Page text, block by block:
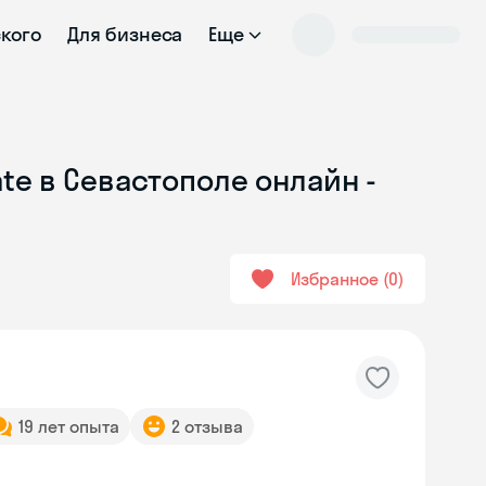
Для бизнеса Еще
в Севастополе онлайн -
Избранное 0
19 лет опыта 2 отзыва